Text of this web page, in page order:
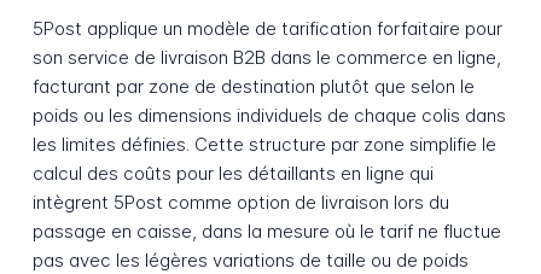
5Post applique un modèle de tarification forfaitaire pour
son service de livraison B2B dans le commerce en ligne,
facturant par zone de destination plutôt que selon le
poids ou les dimensions individuels de chaque colis dans
les limites définies. Cette structure par zone simplifie le
calcul des coûts pour les détaillants en ligne qui
intègrent 5Post comme option de livraison lors du
passage en caisse, dans la mesure où le tarif ne fluctue
pas avec les légères variations de taille ou de poids